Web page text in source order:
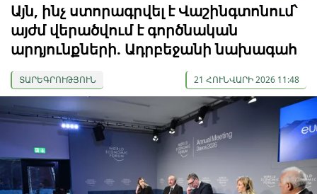
Այն, ինչ ստորագրվել է Վաշինգտոնում՝
այժմ վերածվում է գործնական
արդյունքների. Ադրբեջանի նախագահ
ՏԱՐԵԳՐՈՒԹՅՈՒՆ 21 ՀՈՒՆՎԱՐԻ 2026 11:48